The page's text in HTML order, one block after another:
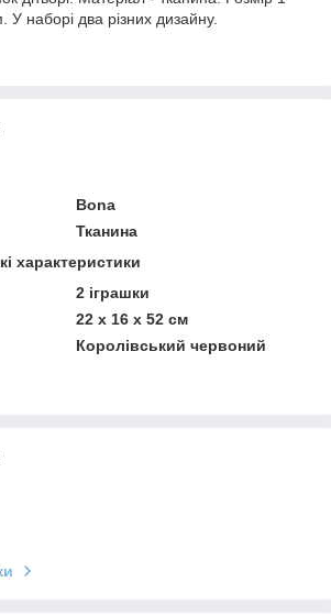
У наборі два різних дизайну.
Bona
Тканина
характеристики
2 іграшки
22 х 16 х 52 см
Королівський червоний